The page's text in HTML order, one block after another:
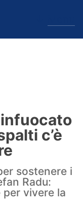
c’è
sostenere i
Radu:
vivere la